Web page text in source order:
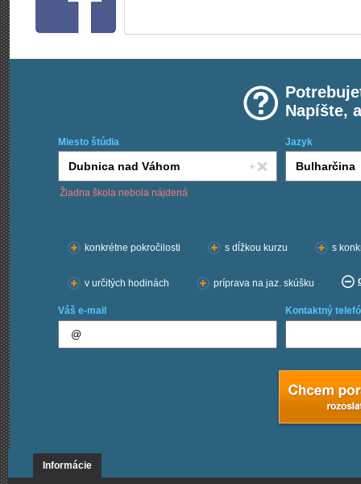
Napíšte,
Miesto štúdia Jazyk
Žiadna škola nebola nájdená
konkrétne pokročilosti
s dĺžkou kurzu s
v určitých hodinách príprava na jaz. skúšku
Váš e-mail Kontaktný
Informácie